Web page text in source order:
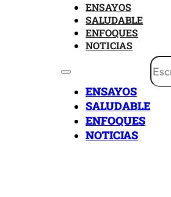
ENSAYOS
SALUDABLE
ENFOQUES
NOTICIAS
ENSAYOS
SALUDABLE
ENFOQUES
NOTICIAS